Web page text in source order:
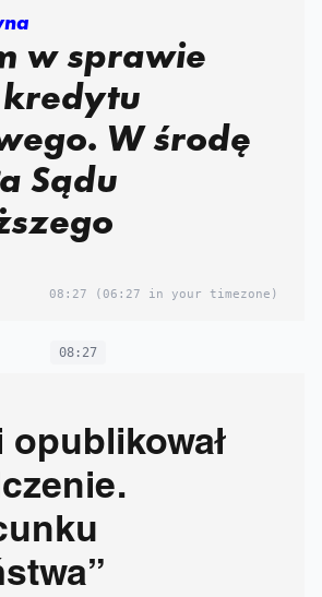
w sprawie
W środę
Sądu
08:27 (06:27 in your timezone)
08:27
opublikował